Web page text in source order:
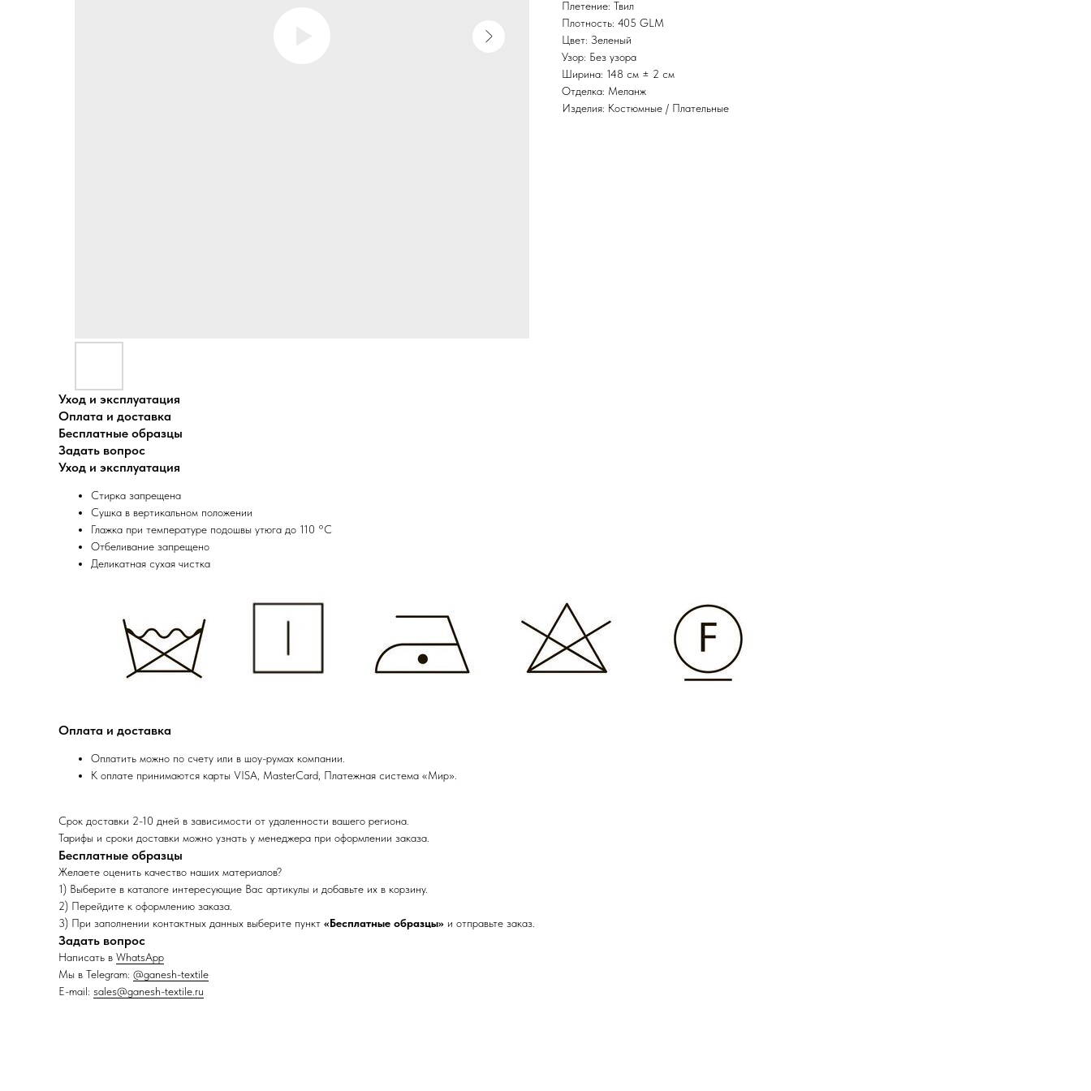
Плетение: Твил
Плотность: 405 GLM
Цвет: Зеленый
Узор: Без узора
Ширина: 148 см ± 2 см
Отделка: Меланж
Изделия: Костюмные / Плательные
Уход и эксплуатация
Оплата и доставка
Бесплатные образцы
Задать вопрос
Уход и эксплуатация
Стирка запрещена
Сушка в вертикальном положении
Глажка при температуре подошвы утюга до 110 °C
Отбеливание запрещено
Деликатная сухая чистка
Оплата и доставка
Оплатить можно по счету или в шоу-румах компании.
К оплате принимаются карты VISA, MasterCard, Платежная система «Мир».
Срок доставки 2-10 дней в зависимости от удаленности вашего региона.
Тарифы и сроки доставки можно узнать у менеджера при оформлении заказа.
Бесплатные образцы
Желаете оценить качество наших материалов?
1) Выберите в каталоге интересующие Вас артикулы и добавьте их в корзину.
2) Перейдите к оформлению заказа.
3) При заполнении контактных данных выберите пункт «Бесплатные образцы» и отправьте заказ.
Задать вопрос
Написать в WhatsApp
Мы в Telegram: @ganesh-textile
E-mail: sales@ganesh-textile.ru